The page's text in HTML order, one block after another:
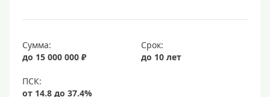
Год
3 года
Сумма:
до 15 000 000 ₽
Срок:
до 10 лет